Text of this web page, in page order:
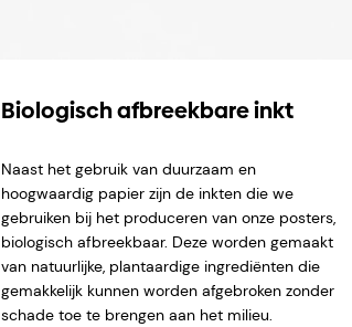
Biologisch afbreekbare inkt
Naast het gebruik van duurzaam en
hoogwaardig papier zijn de inkten die we
gebruiken bij het produceren van onze posters,
biologisch afbreekbaar. Deze worden gemaakt
van natuurlijke, plantaardige ingrediënten die
gemakkelijk kunnen worden afgebroken zonder
schade toe te brengen aan het milieu.